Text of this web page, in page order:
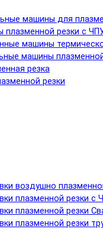
машины для
плазменной резки с
машины
машины
резка
резки
воздушно
плазменной резки с
плазменной резки
плазменной резки